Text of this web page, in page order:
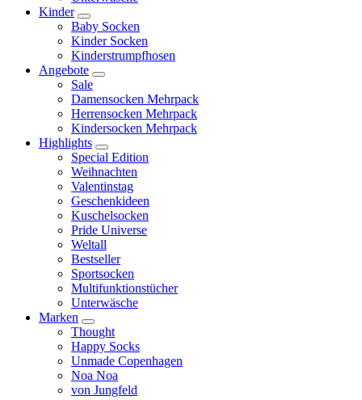
Kinder
Baby Socken
Kinder Socken
Kinderstrumpfhosen
Angebote
Sale
Damensocken Mehrpack
Herrensocken Mehrpack
Kindersocken Mehrpack
Highlights
Special Edition
Weihnachten
Valentinstag
Geschenkideen
Kuschelsocken
Pride Universe
Weltall
Bestseller
Sportsocken
Multifunktionstücher
Unterwäsche
Marken
Thought
Happy Socks
Unmade Copenhagen
Noa Noa
von Jungfeld